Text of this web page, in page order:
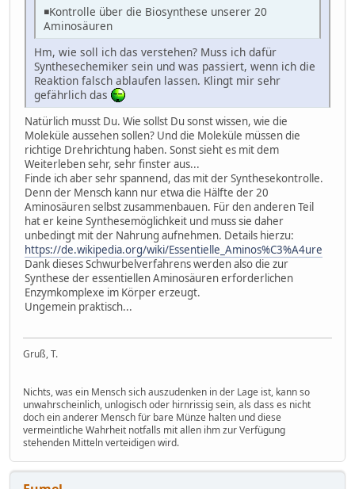
◾Kontrolle über die Biosynthese unserer 20
Aminosäuren
Hm, wie soll ich das verstehen? Muss ich dafür
Synthesechemiker sein und was passiert, wenn ich die
Reaktion falsch ablaufen lassen. Klingt mir sehr
gefährlich das
Natürlich musst Du. Wie sollst Du sonst wissen, wie die
Moleküle aussehen sollen? Und die Moleküle müssen die
richtige Drehrichtung haben. Sonst sieht es mit dem
Weiterleben sehr, sehr finster aus...
Finde ich aber sehr spannend, das mit der Synthesekontrolle.
Denn der Mensch kann nur etwa die Hälfte der 20
Aminosäuren selbst zusammenbauen. Für den anderen Teil
hat er keine Synthesemöglichkeit und muss sie daher
unbedingt mit der Nahrung aufnehmen. Details hierzu:
https://de.wikipedia.org/wiki/Essentielle_Aminos%C3%A4ure
Dank dieses Schwurbelverfahrens werden also die zur
Synthese der essentiellen Aminosäuren erforderlichen
Enzymkomplexe im Körper erzeugt.
Ungemein praktisch...
Gruß, T.
Nichts, was ein Mensch sich auszudenken in der Lage ist, kann so
unwahrscheinlich, unlogisch oder hirnrissig sein, als dass es nicht
doch ein anderer Mensch für bare Münze halten und diese
vermeintliche Wahrheit notfalls mit allen ihm zur Verfügung
stehenden Mitteln verteidigen wird.